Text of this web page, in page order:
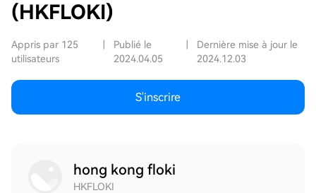
(HKFLOKI)
Appris par 125
utilisateurs
Publié le
2024.04.05
Dernière mise à jour le
2024.12.03
S'inscrire
hong kong floki
HKFLOKI